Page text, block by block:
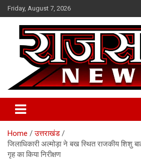
Skip
to
content
Friday, August 7, 2026
Raj Satta News
Home
उत्तराखंड
जिलाधिकारी अल्मोड़ा ने बख स्थित राजकीय शिशु
गृह का किया निरीक्षण